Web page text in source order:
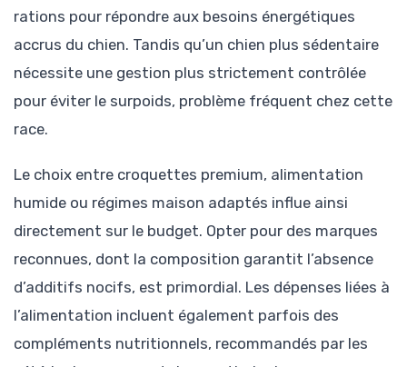
rations pour répondre aux besoins énergétiques
accrus du chien. Tandis qu’un chien plus sédentaire
nécessite une gestion plus strictement contrôlée
pour éviter le surpoids, problème fréquent chez cette
race.
Le choix entre croquettes premium, alimentation
humide ou régimes maison adaptés influe ainsi
directement sur le budget. Opter pour des marques
reconnues, dont la composition garantit l’absence
d’additifs nocifs, est primordial. Les dépenses liées à
l’alimentation incluent également parfois des
compléments nutritionnels, recommandés par les